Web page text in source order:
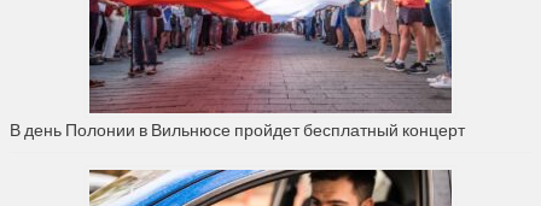
В день Полонии в Вильнюсе пройдет бесплатный концерт